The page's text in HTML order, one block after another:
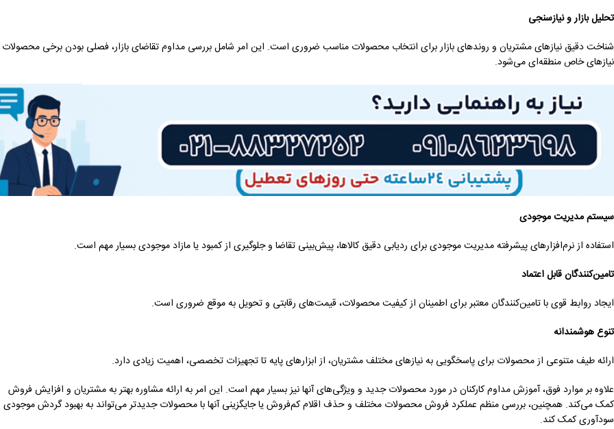
تحلیل بازار و نیازسنجی
شناخت دقیق نیازهای مشتریان و روندهای بازار برای انتخاب محصولات مناسب ضروری است. این امر شامل بررسی مداوم تقاضای بازار، فصلی بودن برخی
نیازهای خاص منطقه‌ای می‌شود.
سیستم مدیریت موجودی
استفاده از نرم‌افزارهای پیشرفته مدیریت موجودی برای ردیابی دقیق کالاها، پیش‌بینی تقاضا و جلوگیری از کمبود یا مازاد موجودی بسیار مهم است.
تامین‌کنندگان قابل اعتماد
ایجاد روابط قوی با تامین‌کنندگان معتبر برای اطمینان از کیفیت محصولات، قیمت‌های رقابتی و تحویل به موقع ضروری است.
تنوع هوشمندانه
ارائه طیف متنوعی از محصولات برای پاسخگویی به نیازهای مختلف مشتریان، از ابزارهای پایه تا تجهیزات تخصصی، اهمیت زیادی دارد.
علاوه بر موارد فوق، آموزش مداوم کارکنان در مورد محصولات جدید و ویژگی‌های آنها نیز بسیار مهم است. این امر به ارائه مشاوره بهتر به مشتریان و افزایش فروش
کمک می‌کند. همچنین، بررسی منظم عملکرد فروش محصولات مختلف و حذف اقلام کم‌فروش یا جایگزینی آنها با محصولات جدیدتر می‌تواند به بهبود گردش موجودی
سودآوری کمک کند.